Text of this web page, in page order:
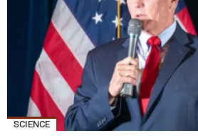
SCIENCE